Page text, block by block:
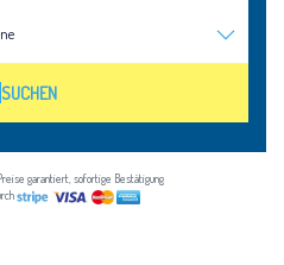
SUCHEN
garantiert, sofortige Bestätigung